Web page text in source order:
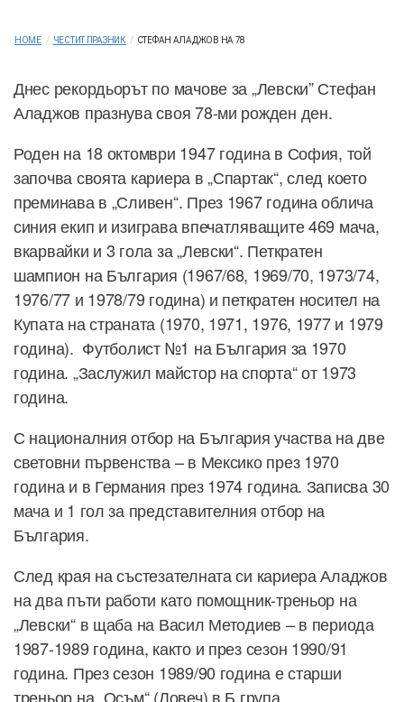
HOME / ЧЕСТИТ ПРАЗНИК / СТЕФАН АЛАДЖОВ НА 78
Днес рекордьорът по мачове за „Левски” Стефан
Аладжов празнува своя 78-ми рожден ден.
Роден на 18 октомври 1947 година в София, той
започва своята кариера в „Спартак“, след което
преминава в „Сливен“. През 1967 година облича
синия екип и изиграва впечатляващите 469 мача,
вкарвайки и 3 гола за „Левски“. Петкратен
шампион на България (1967/68, 1969/70, 1973/74,
1976/77 и 1978/79 година) и петкратен носител на
Купата на страната (1970, 1971, 1976, 1977 и 1979
година). Футболист №1 на България за 1970
година. „Заслужил майстор на спорта“ от 1973
година.
С националния отбор на България участва на две
световни първенства – в Мексико през 1970
година и в Германия през 1974 година. Записва 30
мача и 1 гол за представителния отбор на
България.
След края на състезателната си кариера Аладжов
на два пъти работи като помощник-треньор на
„Левски“ в щаба на Васил Методиев – в периода
1987-1989 година, както и през сезон 1990/91
година. През сезон 1989/90 година е старши
треньор на „Осъм“ (Ловеч) в Б група.